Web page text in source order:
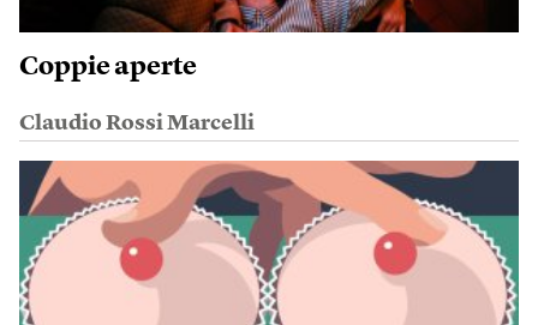
Coppie aperte
Claudio Rossi Marcelli